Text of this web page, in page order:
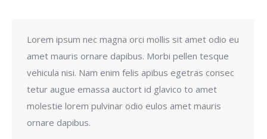
Lorem ipsum nec magna orci mollis sit amet odio eu
amet mauris ornare dapibus. Morbi pellen tesque
vehicula nisi. Nam enim felis apibus egetras consec
tetur augue emassa auctort id glavico to amet
molestie lorem pulvinar odio eulos amet mauris
ornare dapibus.